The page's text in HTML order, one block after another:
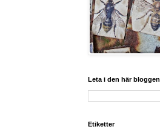
Leta i den här bloggen
Etiketter